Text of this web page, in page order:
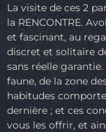
La visite de ces 2
la RENCONTRE.
et fascinant, au
discret et solitaire
sans réelle
faune, de la zone
habitudes
dernière ; et ces
vous les offrir, et